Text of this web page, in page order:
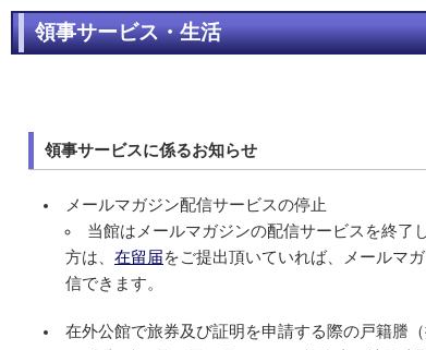
領事サービス・生活
領事サービスに係るお知らせ
メールマガジン配信サービスの停止
当館はメールマガジンの配信サービスを終了
方は、 在留届をご提出頂いていれば、メールマ
信できます。
在外公館で旅券及び証明を申請する際の戸籍謄